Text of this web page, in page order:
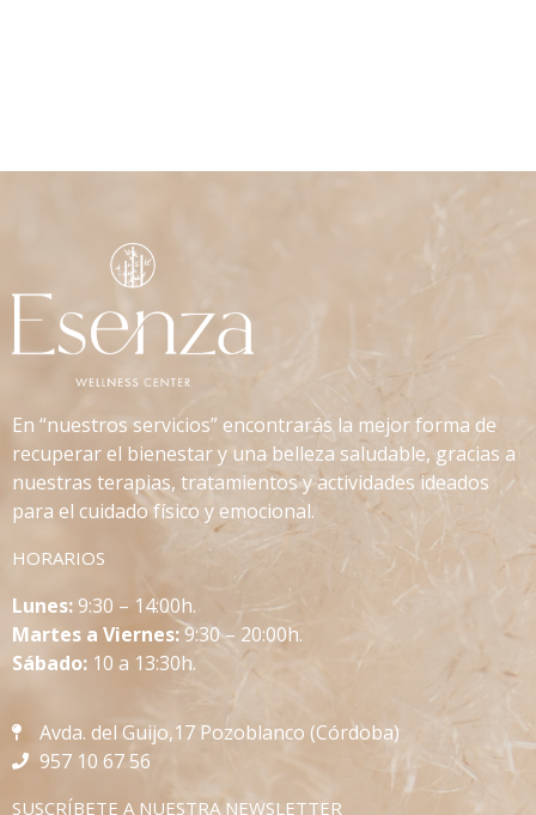
En “nuestros servicios” encontrarás la mejor forma de
recuperar el bienestar y una belleza saludable, gracias a
nuestras terapias, tratamientos y actividades ideados
para el cuidado físico y emocional.
HORARIOS
Lunes:9:30 – 14:00h.
Martes a Viernes:9:30 – 20:00h.
Sábado: 10 a 13:30h.
Avda. del Guijo,17 Pozoblanco (Córdoba)
957 10 67 56
SUSCRÍBETE A NUESTRA NEWSLETTER